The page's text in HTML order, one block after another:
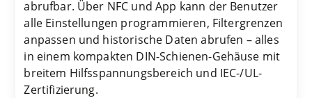
abrufbar. Über NFC und App kann der Benutzer
alle Einstellungen programmieren, Filtergrenzen
anpassen und historische Daten abrufen – alles
in einem kompakten DIN-Schienen-Gehäuse mit
breitem Hilfsspannungsbereich und IEC-/UL-
Zertifizierung.